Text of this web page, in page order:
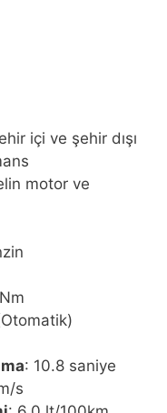
içi ve şehir dışı
motor ve
: 10.8 saniye
s